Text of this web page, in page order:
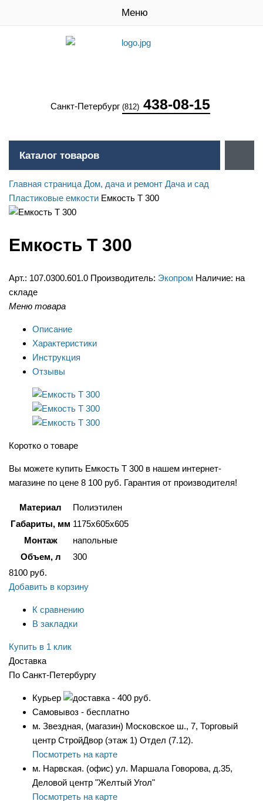
Меню
Санкт-Петербург (812) 438-08-15
Каталог товаров
Главная страница Дом, дача и ремонт Дача и сад
Пластиковые емкости Емкость T 300
Емкость T 300
Арт.: 107.0300.601.0 Производитель: Экопром Наличие: на
складе
Меню товара
Описание
Характеристики
Инструкция
Отзывы
Коротко о товаре
Вы можете купить Емкость T 300 в нашем интернет-
магазине по цене 8 100 руб. Гарантия от производителя!
Материал
Полиэтилен
Габариты, мм 1175x605x605
Монтаж
напольные
Объем, л
300
8100 руб.
Добавить в корзину
К сравнению
В закладки
Купить в 1 клик
Доставка
По Санкт-Петербургу
Курьер
- 400 руб.
Самовывоз - бесплатно
м. Звездная, (магазин) Московское ш., 7, Торговый
центр СтройДвор (этаж 1) Отдел (7.12).
Посмотреть на карте
м. Нарвская. (офис) ул. Маршала Говорова, д.35,
Деловой центр "Желтый Угол"
Посмотреть на карте